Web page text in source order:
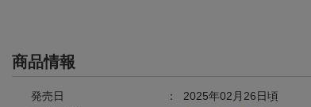
商品情報
発売日 ： 2025年02月26日頃